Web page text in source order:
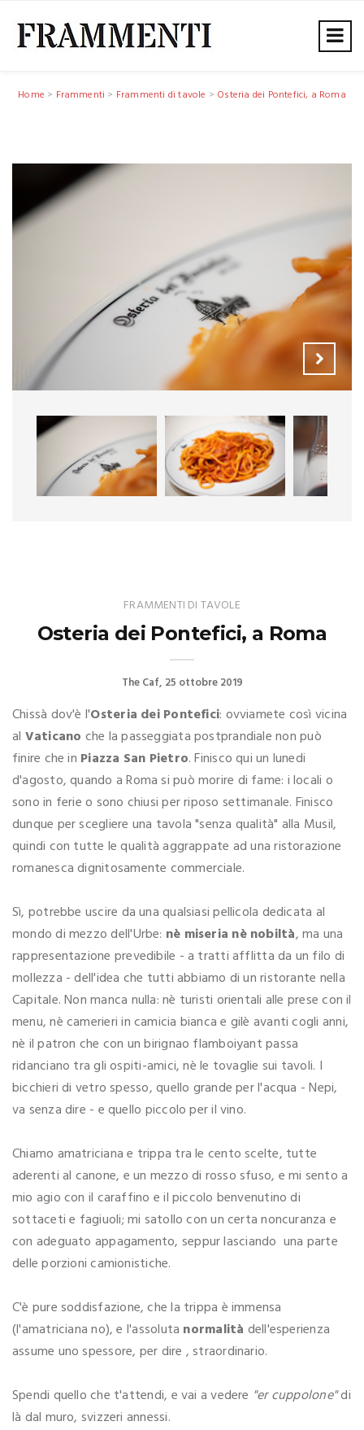
Home > Frammenti > Frammenti di tavole > Osteria dei Pontefici, a Roma
FRAMMENTI DI TAVOLE
Osteria dei Pontefici, a Roma
The Caf 25 ottobre 2019
Chissà dov'è l'Osteria dei Pontefici: ovviamete così vicina
al Vaticano che la passeggiata postprandiale non può
finire che in Piazza San Pietro. Finisco qui un lunedi
d'agosto, quando a Roma si può morire di fame: i locali o
sono in ferie o sono chiusi per riposo settimanale. Finisco
dunque per scegliere una tavola "senza qualità" alla Musil,
quindi con tutte le qualità aggrappate ad una ristorazione
romanesca dignitosamente commerciale.
Sì, potrebbe uscire da una qualsiasi pellicola dedicata al
mondo di mezzo dell'Urbe: nè miseria nè nobiltà, ma una
rappresentazione prevedibile - a tratti afflitta da un filo di
mollezza - dell'idea che tutti abbiamo di un ristorante nella
Capitale. Non manca nulla: nè turisti orientali alle prese con il
menu, nè camerieri in camicia bianca e gilè avanti cogli anni,
nè il patron che con un birignao flamboiyant passa
ridanciano tra gli ospiti-amici, nè le tovaglie sui tavoli. I
bicchieri di vetro spesso, quello grande per l'acqua - Nepi,
va senza dire - e quello piccolo per il vino.
Chiamo amatriciana e trippa tra le cento scelte, tutte
aderenti al canone, e un mezzo di rosso sfuso, e mi sento a
mio agio con il caraffino e il piccolo benvenutino di
sottaceti e fagiuoli; mi satollo con un certa noncuranza e
con adeguato appagamento, seppur lasciando una parte
delle porzioni camionistiche.
C'è pure soddisfazione, che la trippa è immensa
(l'amatriciana no), e l'assoluta normalità dell'esperienza
assume uno spessore, per dire , straordinario.
Spendi quello che t'attendi, e vai a vedere "er cuppolone"di
là dal muro, svizzeri annessi.